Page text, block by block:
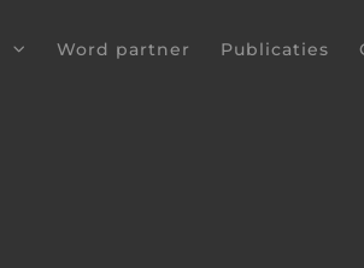
Word partner Publicaties